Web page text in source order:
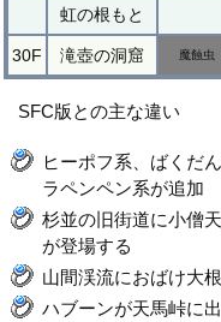
虹の根もと
30F 滝壺の洞窟 魔蝕虫
SFC版との主な違い
ヒーポフ系、ばくだ
ラペンペン系が追加
杉並の旧街道に小僧
が登場する
山間渓流におばけ大
ハブーンが天馬峠に